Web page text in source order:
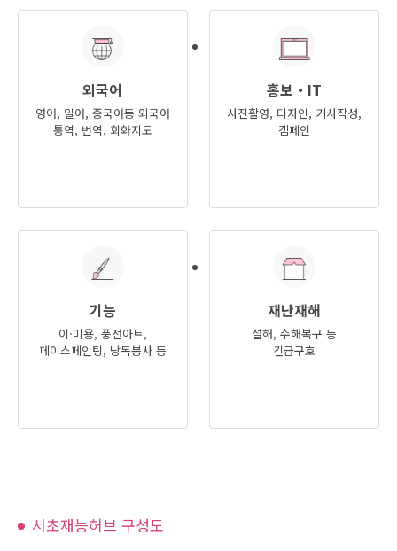
외국어
영어, 일어, 중국어등 외국어
통역, 번역, 회화지도
홍보・IT
사진활영, 디자인, 기사작성,
캠페인
기능
이·미용, 풍선아트,
페이스페인팅, 낭독봉사 등
재난재해
설해, 수해복구 등
긴급구호
서초재능허브 구성도